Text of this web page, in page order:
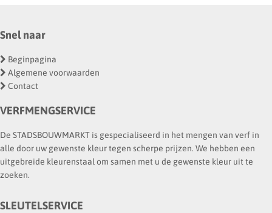
Snel naar
Beginpagina
Algemene voorwaarden
Contact
VERFMENGSERVICE
De STADSBOUWMARKT is gespecialiseerd in het mengen van verf in
alle door uw gewenste kleur tegen scherpe prijzen. We hebben een
uitgebreide kleurenstaal om samen met u de gewenste kleur uit te
zoeken.
SLEUTELSERVICE